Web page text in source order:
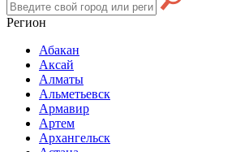
Регион
Абакан
Аксай
Алматы
Альметьевск
Армавир
Артем
Архангельск